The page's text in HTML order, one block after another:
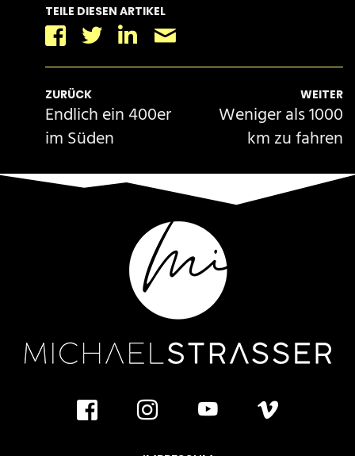
TEILE DIESEN ARTIKEL
Facebook
Twitter
Linkedin
ZURÜCK
Endlich ein 400er
im Süden
WEITER
Weniger als 1000
km zu fahren
facebookinstagramyoutubevimeo